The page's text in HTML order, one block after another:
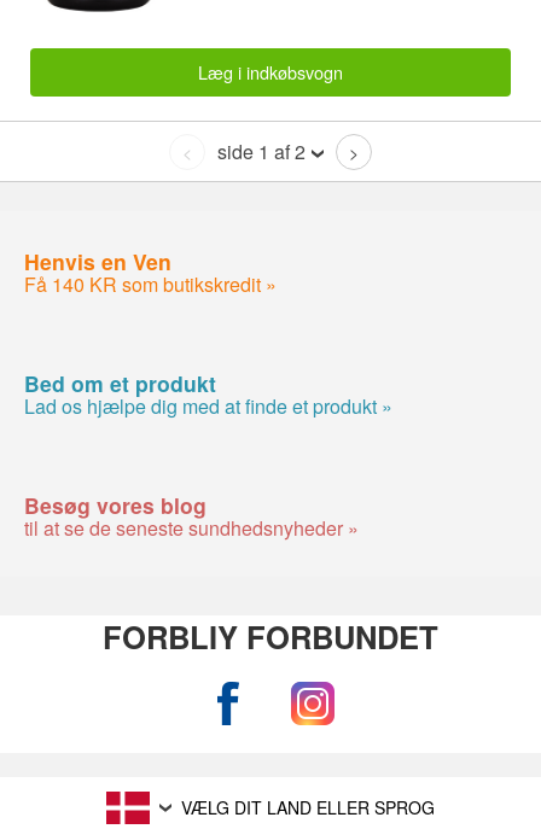
Læg i indkøbsvogn
< side 1 af 2 >
Henvis en Ven
Få 140 KR som butikskredit »
Bed om et produkt
Lad os hjælpe dig med at finde et produkt »
Besøg vores blog
til at se de seneste sundhedsnyheder »
FORBLIY FORBUNDET
VÆLG DIT LAND ELLER SPROG